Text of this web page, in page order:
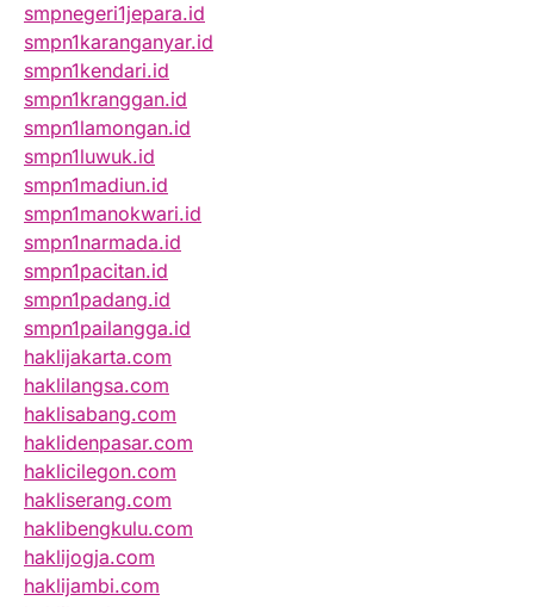
smpnegeri1jepara.id
smpn1karanganyar.id
smpn1kendari.id
smpn1kranggan.id
smpn1lamongan.id
smpn1luwuk.id
smpn1madiun.id
smpn1manokwari.id
smpn1narmada.id
smpn1pacitan.id
smpn1padang.id
smpn1pailangga.id
haklijakarta.com
haklilangsa.com
haklisabang.com
haklidenpasar.com
haklicilegon.com
hakliserang.com
haklibengkulu.com
haklijogja.com
haklijambi.com